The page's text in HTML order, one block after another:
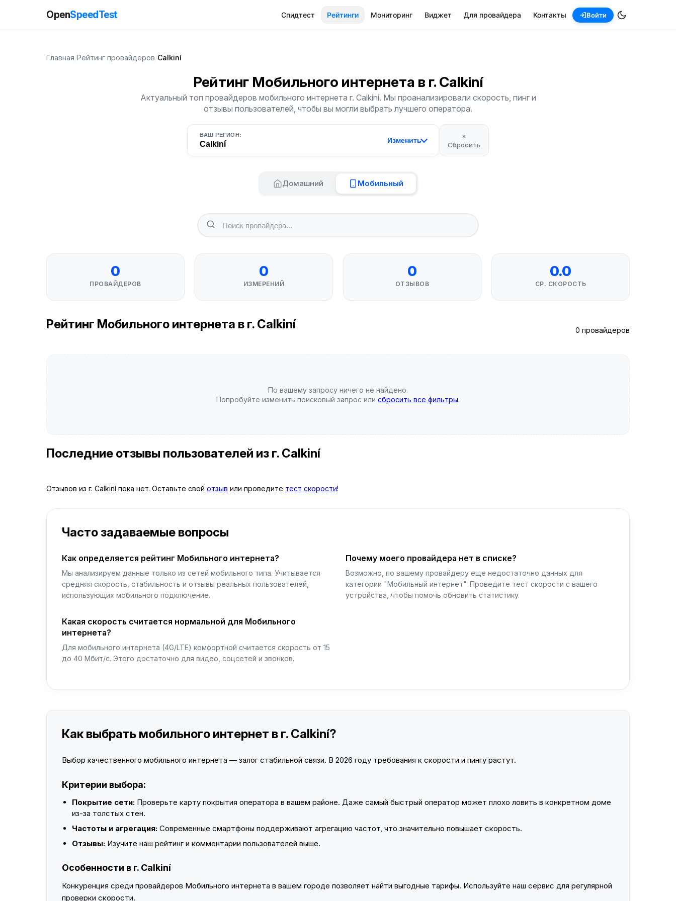
OpenSpeedTest Спидтест Рейтинги Мониторинг Виджет Для провайдера Контакты Войти
Главная Рейтинг провайдеров Calkiní
Рейтинг Мобильного интернета в г. Calkiní
Актуальный топ провайдеров мобильного интернета г. Calkiní. Мы проанализировали скорость, пинг и
отзывы пользователей, чтобы вы могли выбрать лучшего оператора.
ВАШ РЕГИОН:
Calkiní Изменить
×
Сбросить
Домашний Мобильный
0
ПРОВАЙДЕРОВ
0
ИЗМЕРЕНИЙ
0
ОТЗЫВОВ
0.0
СР. СКОРОСТЬ
Рейтинг Мобильного интернета в г. Calkiní 0 провайдеров
По вашему запросу ничего не найдено.
Попробуйте изменить поисковый запрос или сбросить все фильтры.
Последние отзывы пользователей из г. Calkiní
Отзывов из г. Calkiní пока нет. Оставьте свой отзыв или проведите тест скорости!
Часто задаваемые вопросы
Как определяется рейтинг Мобильного интернета?
Мы анализируем данные только из сетей мобильного типа. Учитывается
средняя скорость, стабильность и отзывы реальных пользователей,
использующих мобильного подключение.
Почему моего провайдера нет в списке?
Возможно, по вашему провайдеру еще недостаточно данных для
категории "Мобильный интернет". Проведите тест скорости с вашего
устройства, чтобы помочь обновить статистику.
Какая скорость считается нормальной для Мобильного
интернета?
Для мобильного интернета (4G/LTE) комфортной считается скорость от 15
до 40 Мбит/с. Этого достаточно для видео, соцсетей и звонков.
Как выбрать мобильного интернет в г. Calkiní?
Выбор качественного мобильного интернета — залог стабильной связи. В 2026 году требования к скорости и пингу растут.
Критерии выбора:
Покрытие сети: Проверьте карту покрытия оператора в вашем районе. Даже самый быстрый оператор может плохо ловить в конкретном доме
из-за толстых стен.
Частоты и агрегация: Современные смартфоны поддерживают агрегацию частот, что значительно повышает скорость.
Отзывы: Изучите наш рейтинг и комментарии пользователей выше.
Особенности в г. Calkiní
Конкуренция среди провайдеров Мобильного интернета в вашем городе позволяет найти выгодные тарифы. Используйте наш сервис для регулярной
проверки скорости.